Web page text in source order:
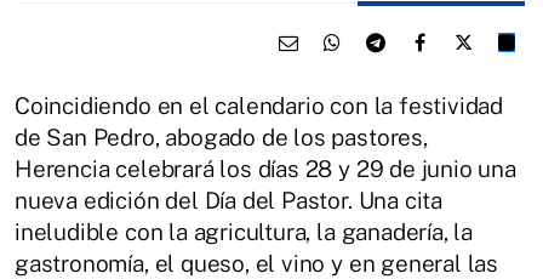
Coincidiendo en el calendario con la festividad
de San Pedro, abogado de los pastores,
Herencia celebrará los días 28 y 29 de junio una
nueva edición del Día del Pastor. Una cita
ineludible con la agricultura, la ganadería, la
gastronomía, el queso, el vino y en general las